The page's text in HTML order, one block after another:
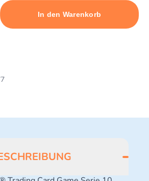
Maximum quantity: 3
In den Warenkorb